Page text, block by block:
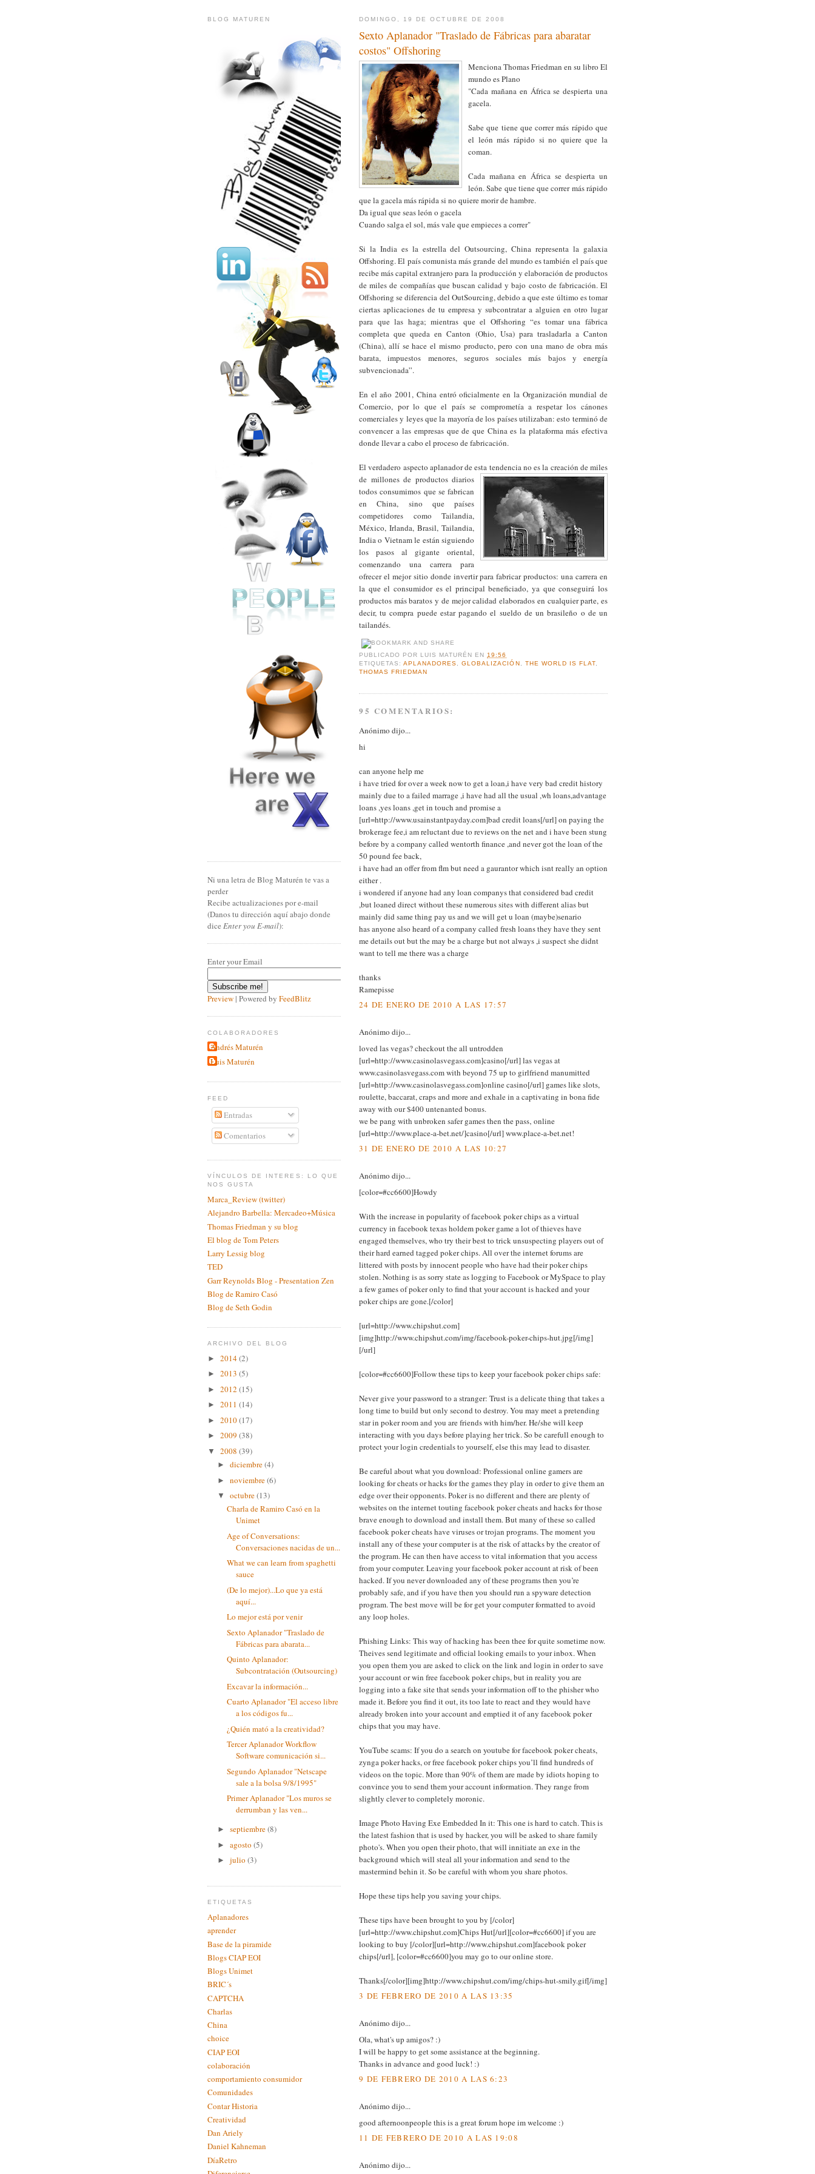
DOMINGO, 19 DE OCTUBRE DE 2008
Sexto Aplanador "Traslado de Fábricas para abaratar
costos" Offshoring
Menciona Thomas Friedman en su libro El
mundo es Plano
"Cada mañana en África se despierta una
gacela.
Sabe que tiene que correr más rápido que
el león más rápido si no quiere que la
coman.
Cada mañana en África se despierta un
león. Sabe que tiene que correr más rápido
que la gacela más rápida si no quiere morir de hambre.
Da igual que seas león o gacela
Cuando salga el sol, más vale que empieces a correr"
Si la India es la estrella del Outsourcing, China representa la galaxia
Offshoring. El país comunista más grande del mundo es también el país que
recibe más capital extranjero para la producción y elaboración de productos
de miles de compañías que buscan calidad y bajo costo de fabricación. El
Offshoring se diferencia del OutSourcing, debido a que este último es tomar
ciertas aplicaciones de tu empresa y subcontratar a alguien en otro lugar
para que las haga; mientras que el Offshoring “es tomar una fábrica
completa que queda en Canton (Ohio, Usa) para trasladarla a Canton
(China), allí se hace el mismo producto, pero con una mano de obra más
barata, impuestos menores, seguros sociales más bajos y energía
subvencionada”.
En el año 2001, China entró oficialmente en la Organización mundial de
Comercio, por lo que el país se comprometía a respetar los cánones
comerciales y leyes que la mayoría de los países utilizaban: esto terminó de
convencer a las empresas que de que China es la plataforma más efectiva
donde llevar a cabo el proceso de fabricación.
El verdadero aspecto aplanador de esta tendencia no es la creación de miles
de millones de productos diarios
todos consumimos que se fabrican
en China, sino que países
competidores como Tailandia,
México, Irlanda, Brasil, Tailandia,
India o Vietnam le están siguiendo
los pasos al gigante oriental,
comenzando una carrera para
ofrecer el mejor sitio donde invertir para fabricar productos: una carrera en
la que el consumidor es el principal beneficiado, ya que conseguirá los
productos más baratos y de mejor calidad elaborados en cualquier parte, es
decir, tu compra puede estar pagando el sueldo de un brasileño o de un
tailandés.
PUBLICADO POR LUIS MATURÉN EN19:56
ETIQUETAS:APLANADORES,GLOBALIZACIÓN , THE WORLD IS FLAT,
THOMAS FRIEDMAN
95 COMENTARIOS:
Anónimo dijo...
hi
can anyone help me
i have tried for over a week now to get a loan,i have very bad credit history
mainly due to a failed marrage ,i have had all the usual ,wh loans,advantage
loans ,yes loans ,get in touch and promise a
[url=http://www.usainstantpayday.com]bad credit loans[/url] on paying the
brokerage fee,i am reluctant due to reviews on the net and i have been stung
before by a company called wentorth finance ,and never got the loan of the
50 pound fee back,
i have had an offer from flm but need a gaurantor which isnt really an option
either .
i wondered if anyone had any loan companys that considered bad credit
,but loaned direct without these numerous sites with different alias but
mainly did same thing pay us and we will get u loan (maybe)senario
has anyone also heard of a company called fresh loans they have they sent
me details out but the may be a charge but not always ,i suspect she didnt
want to tell me there was a charge
thanks
Ramepisse
24 DE ENERO DE 2010 A LAS 17:57
Anónimo dijo...
loved las vegas? checkout the all untrodden
[url=http://www.casinolasvegass.com]casino[/url] las vegas at
www.casinolasvegass.com with beyond 75 up to girlfriend manumitted
[url=http://www.casinolasvegass.com]online casino[/url] games like slots,
roulette, baccarat, craps and more and exhale in a captivating in bona fide
away with our $400 untenanted bonus.
we be pang with unbroken safer games then the pass‚ online
[url=http://www.place-a-bet.net/]casino[/url] www.place-a-bet.net!
31 DE ENERO DE 2010 A LAS 10:27
Anónimo dijo...
[color=#cc6600]Howdy
With the increase in popularity of facebook poker chips as a virtual
currency in facebook texas holdem poker game a lot of thieves have
engaged themselves, who try their best to trick unsuspecting players out of
their hard earned tagged poker chips. All over the internet forums are
littered with posts by innocent people who have had their poker chips
stolen. Nothing is as sorry state as logging to Facebook or MySpace to play
a few games of poker only to find that your account is hacked and your
poker chips are gone.[/color]
[url=http://www.chipshut.com]
[img]http://www.chipshut.com/img/facebook-poker-chips-hut.jpg[/img]
[/url]
[color=#cc6600]Follow these tips to keep your facebook poker chips safe:
Never give your password to a stranger: Trust is a delicate thing that takes a
long time to build but only second to destroy. You may meet a pretending
star in poker room and you are friends with him/her. He/she will keep
interacting with you days before playing her trick. So be carefull enough to
protect your login credentials to yourself, else this may lead to disaster.
Be careful about what you download: Professional online gamers are
looking for cheats or hacks for the games they play in order to give them an
edge over their opponents. Poker is no different and there are plenty of
websites on the internet touting facebook poker cheats and hacks for those
brave enough to download and install them. But many of these so called
facebook poker cheats have viruses or trojan programs. The moment you
install any of these your computer is at the risk of attacks by the creator of
the program. He can then have access to vital information that you access
from your computer. Leaving your facebook poker account at risk of been
hacked. If you never downloaded any of these programs then you’re
probably safe, and if you have then you should run a spyware detection
program. The best move will be for get your computer formatted to avoid
any loop holes.
Phishing Links: This way of hacking has been thee for quite sometime now.
Theives send legitimate and official looking emails to your inbox. When
you open them you are asked to click on the link and login in order to save
your account or win free facebook poker chips, but in reality you are
logging into a fake site that sends your information off to the phisher who
made it. Before you find it out, its too late to react and they would have
already broken into your account and emptied it of any facebook poker
chips that you may have.
YouTube scams: If you do a search on youtube for facebook poker cheats,
zynga poker hacks, or free facebook poker chips you’ll find hundreds of
videos on the topic. More than 90% of them are made by idiots hoping to
convince you to send them your account information. They range from
slightly clever to completely moronic.
Image Photo Having Exe Embedded In it: This one is hard to catch. This is
the latest fashion that is used by hacker, you will be asked to share family
photo's. When you open their photo, that will innitiate an exe in the
background which will steal all your information and send to the
mastermind behin it. So be careful with whom you share photos.
Hope these tips help you saving your chips.
These tips have been brought to you by [/color]
[url=http://www.chipshut.com]Chips Hut[/url][color=#cc6600] if you are
looking to buy [/color][url=http://www.chipshut.com]facebook poker
chips[/url], [color=#cc6600]you may go to our online store.
Thanks[/color][img]http://www.chipshut.com/img/chips-hut-smily.gif[/img]
3 DE FEBRERO DE 2010 A LAS 13:35
Anónimo dijo...
Ola, what's up amigos? :)
I will be happy to get some assistance at the beginning.
Thanks in advance and good luck! :)
9 DE FEBRERO DE 2010 A LAS 6:23
Anónimo dijo...
good afternoonpeople this is a great forum hope im welcome :)
11 DE FEBRERO DE 2010 A LAS 19:08
Anónimo dijo...
BLOG MATUREN
Ni una letra de Blog Maturén te vas a
perder
Recibe actualizaciones por e-mail
(Danos tu dirección aquí abajo donde
dice Enter you E-mail):
Enter your Email
Preview | Powered by FeedBlitz
COLABORADORES
Andrés Maturén
Luis Maturén
FEED
Entradas
Comentarios
VÍNCULOS DE INTERES: LO QUE
NOS GUSTA
Marca_Review (twitter)
Alejandro Barbella: Mercadeo+Música
Thomas Friedman y su blog
El blog de Tom Peters
Larry Lessig blog
TED
Garr Reynolds Blog - Presentation Zen
Blog de Ramiro Casó
Blog de Seth Godin
ARCHIVO DEL BLOG
► 2014(2)
► 2013 (5)
► 2012 (15)
► 2011 (14)
► 2010(17)
► 2009 (38)
▼ 2008 (39)
► diciembre(4)
► noviembre(6)
▼ octubre(13)
Charla de Ramiro Casó en la
Unimet
Age of Conversations:
Conversaciones nacidas de un...
What we can learn from spaghetti
sauce
(De lo mejor)...Lo que ya está
aquí...
Lo mejor está por venir
Sexto Aplanador "Traslado de
Fábricas para abarata...
Quinto Aplanador:
Subcontratación (Outsourcing)
Excavar la información...
Cuarto Aplanador "El acceso libre
a los códigos fu...
¿Quién mató a la creatividad?
Tercer Aplanador Workflow
Software comunicación si...
Segundo Aplanador "Netscape
sale a la bolsa 9/8/1995"
Primer Aplanador "Los muros se
derrumban y las ven...
► septiembre(8)
► agosto (5)
► julio (3)
ETIQUETAS
Aplanadores
aprender
Base de la piramide
Blogs CIAP EOI
Blogs Unimet
BRIC´s
CAPTCHA
Charlas
China
choice
CIAP EOI
colaboración
comportamiento consumidor
Comunidades
Contar Historia
Creatividad
Dan Ariely
Daniel Kahneman
DíaRetro